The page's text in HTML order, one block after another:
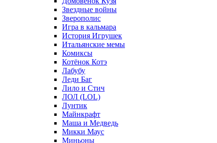
Звездные войны
Зверополис
Игра в кальмара
История Игрушек
Итальянские мемы
Комиксы
Котёнок Котэ
Лабубу
Леди Баг
Лило и Стич
ЛОЛ (LOL)
Лунтик
Майнкрафт
Маша и Медведь
Микки Маус
Миньоны